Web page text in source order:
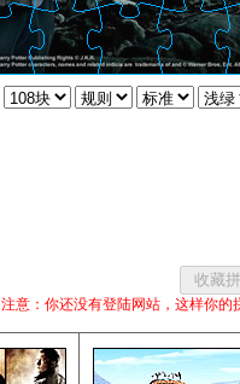
注意：你还没有登陆网站，这样你